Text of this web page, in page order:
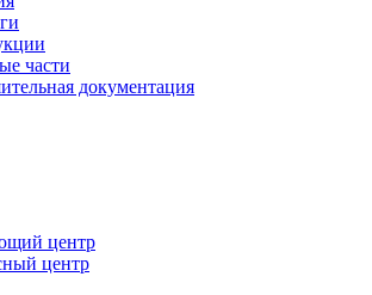
части
документация
центр
центр